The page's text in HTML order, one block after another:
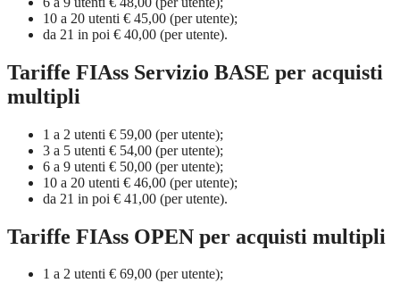
10 a 20 utenti € 45,00 (per utente);
da 21 in poi € 40,00 (per utente).
Tariffe FIAss Servizio BASE per acquisti
multipli
1 a 2 utenti € 59,00 (per utente);
3 a 5 utenti € 54,00 (per utente);
6 a 9 utenti € 50,00 (per utente);
10 a 20 utenti € 46,00 (per utente);
da 21 in poi € 41,00 (per utente).
Tariffe FIAss OPEN per acquisti multipli
1 a 2 utenti € 69,00 (per utente);